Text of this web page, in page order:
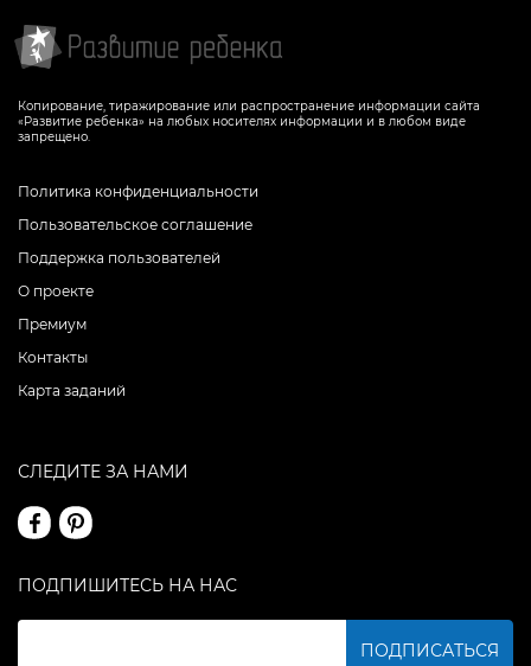
Копирование, тиражирование или распространение информации сайта
«Развитие ребенка» на любых носителях информации и в любом виде
запрещено.
Политика конфиденциальности
Пользовательское соглашение
Поддержка пользователей
О проекте
Премиум
Контакты
Карта заданий
СЛЕДИТЕ ЗА НАМИ
ПОДПИШИТЕСЬ НА НАС
ПОДПИСАТЬСЯ